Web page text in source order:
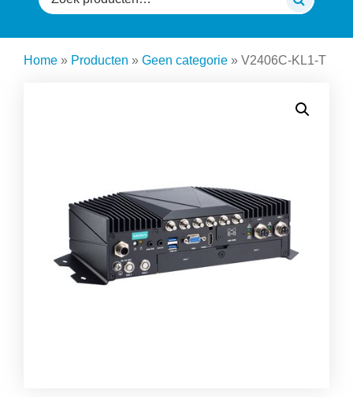
naar:
Home » Producten » Geen categorie » V2406C-KL1-T